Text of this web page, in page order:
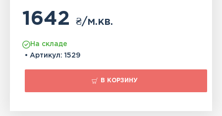
1642₴/м.кв.
На складе
• Артикул: 1529
В КОРЗИНУ